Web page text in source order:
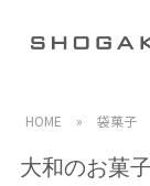
HOME » 袋菓子
大和のお菓